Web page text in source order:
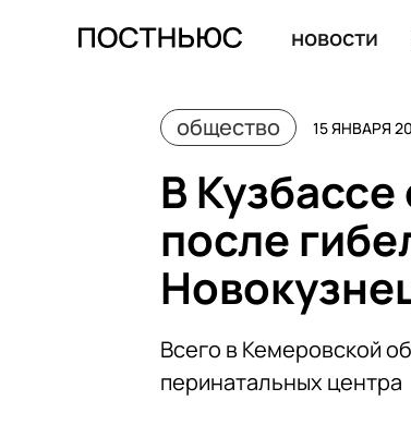
новости
общество 15 ЯНВАРЯ
В
после
Всего в Кемеровской
перинатальных центра